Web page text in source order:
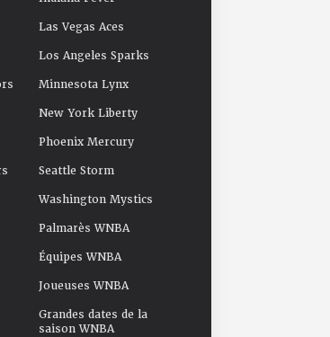
Las Vegas Aces
Los Angeles Sparks
Minnesota Lynx
New York Liberty
Phoenix Mercury
Seattle Storm
Washington Mystics
Palmarès WNBA
Équipes WNBA
Joueuses WNBA
Grandes dates de la
saison WNBA